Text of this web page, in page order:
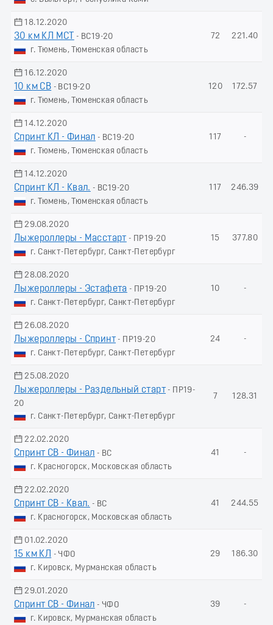
18.12.2020
30 км КЛ МСТ
- ВС19-20
г. Тюмень, Тюменская область
72 221.40
16.12.2020
10 км СВ - ВС19-20
г. Тюмень, Тюменская область
120 172.57
14.12.2020
Спринт КЛ - Финал - ВС19-20
г. Тюмень, Тюменская область
117 -
14.12.2020
Спринт КЛ - Квал. - ВС19-20
г. Тюмень, Тюменская область
117 246.39
29.08.2020
Лыжероллеры - Масстарт - ПР19-20
г. Санкт-Петербург, Санкт-Петербург
15 377.80
28.08.2020
Лыжероллеры - Эстафета - ПР19-20
г. Санкт-Петербург, Санкт-Петербург
10 -
26.08.2020
Лыжероллеры - Спринт - ПР19-20
г. Санкт-Петербург, Санкт-Петербург
24 -
25.08.2020
Лыжероллеры - Раздельный старт - ПР19-
20
г. Санкт-Петербург, Санкт-Петербург
7 128.31
22.02.2020
Спринт СВ - Финал - ВС
г. Красногорск, Московская область
41 -
22.02.2020
Спринт СВ - Квал. - ВС
г. Красногорск, Московская область
41 244.55
01.02.2020
15 км КЛ
- ЧФО
г. Кировск, Мурманская область
29 186.30
29.01.2020
Спринт СВ - Финал - ЧФО
г. Кировск, Мурманская область
39 -